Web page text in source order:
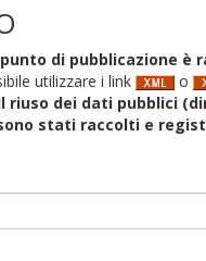
punto di pubblicazione
utilizzare i link
o
dei dati pubblici
stati raccolti e